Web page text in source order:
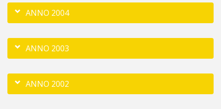
ANNO 2004
ANNO 2003
ANNO 2002